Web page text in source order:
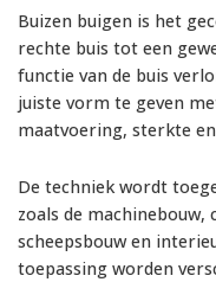
Buizen buigen is het
rechte buis tot een
functie van de buis
juiste vorm te geven
maatvoering, sterkte
De techniek wordt
zoals de
scheepsbouw en
toepassing worden